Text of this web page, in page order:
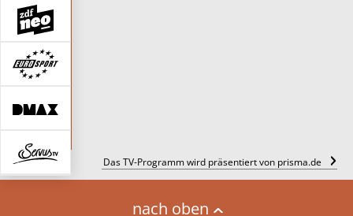
Das TV-Programm wird präsentiert von prisma.de
nach oben